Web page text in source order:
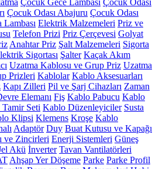
Çocuk Gece Lambası Çocuk Odası
Çocuk Odası Abajuru Çocuk Odası
Elektrik Malzemeleri Priz ve
Telefon Prizi Priz Çerçevesi Golyat
Anahtar Priz Şalt Malzemeleri Sigorta
Sigortası Şalter Kaçak Akım
Uzatma Kablosu ve Grup Priz Uzatma
Prizleri Kablolar Kablo Aksesuarları
Kapı Zilleri Pil ve Şarj Cihazları Zaman
Elemanı Fiş Kablo Pabucu Kablo
Seti Kablo Düzenleyiciler Susta
Klipsi Klemens Kroşe Kablo
Adaptör Duy Buat Kutusu ve Kapağı
ve Zincirleri Enerji Sistemleri Güneş
Akü İnverter Tavan Vantilatörleri
Ahşap Yer Döşeme Parke Parke Profil